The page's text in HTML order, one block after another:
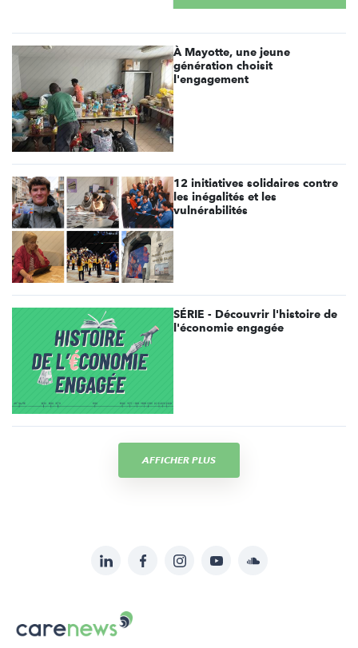
À Mayotte, une jeune
génération choisit
l'engagement
12 initiatives solidaires contre
les inégalités et les
vulnérabilités
SÉRIE - Découvrir l'histoire de
l'économie engagée
AFFICHER PLUS
sur:
LinkedInFacebookInstagramYouTubeSoundcloud
Le